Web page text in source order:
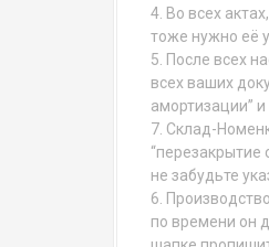
4. Во всех
тоже нужно её
5. После всех
всех ваших
амортизации”
7. Склад-
“перезакрытие
не забудьте
6.
по времени он